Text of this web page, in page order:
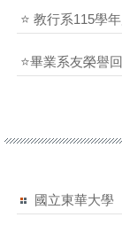
⭐ 教行系115學
⭐畢業系友榮譽
國立東華大學